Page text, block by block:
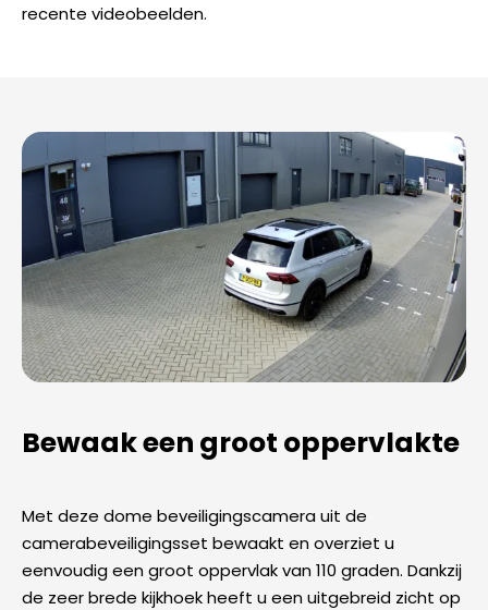
recente videobeelden.
Bewaak een groot oppervlakte
Met deze dome beveiligingscamera uit de
camerabeveiligingsset bewaakt en overziet u
eenvoudig een groot oppervlak van 110 graden. Dankzij
de zeer brede kijkhoek heeft u een uitgebreid zicht op